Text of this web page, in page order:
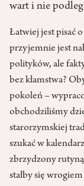
wart i nie
Łatwiej jest pisać
przyjemnie jest
polityków, ale
bez kłamstwa?
pokoleń –
obchodziliśmy
starorzymskiej
szukać w
zbrzydzony
stałby się